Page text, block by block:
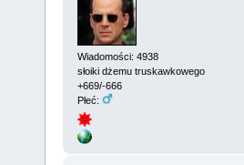
Wiadomości: 4938
słoiki dżemu truskawkowego
+669/-666
Płeć: